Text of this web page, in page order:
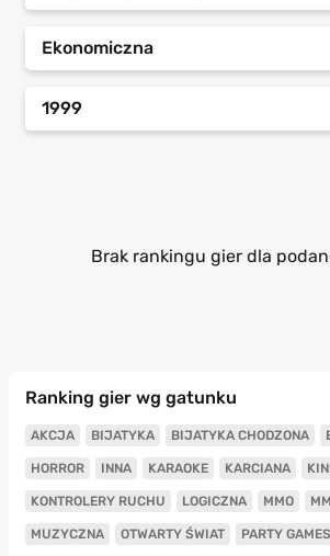
Ekonomiczna
1999
Brak rankingu gier dla
Ranking gier wg gatunku
AKCJA BIJATYKA BIJATYKA CHODZONA
HORROR INNA KARAOKE KARCIANA
KONTROLERY RUCHU LOGICZNA MMO
MUZYCZNA OTWARTY ŚWIAT PARTY GAMES